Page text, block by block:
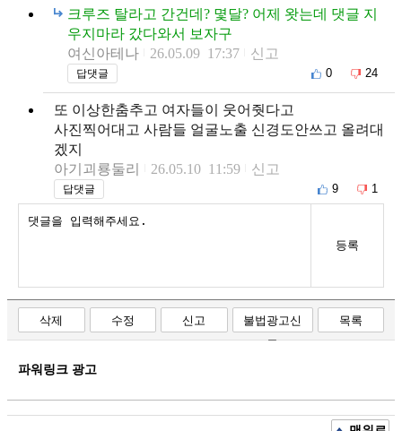
크루즈 탈라고 간건데? 몇달? 어제 왓는데 댓글 지
우지마라 갔다와서 보자구
여신아테나
26.05.09 17:37 신고
답댓글 0 24
또 이상한춤추고 여자들이 웃어줫다고
사진찍어대고 사람들 얼굴노출 신경도안쓰고 올려대
겠지
아기괴룡둘리
26.05.10 11:59 신고
답댓글 9 1
등록
삭제 수정 신고
불법광고신
고
목록
파워링크 광고